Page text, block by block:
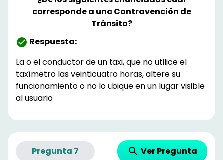
corresponde a una Contravención de
Tránsito?
Respuesta:
La o el conductor de un taxi, que no utilice el
taxímetro las veinticuatro horas, altere su
funcionamiento o no lo ubique en un lugar visible
al usuario
Pregunta 7 Ver Pregunta